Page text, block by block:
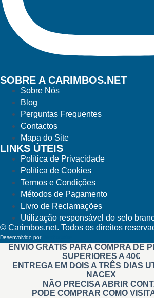
SOBRE A CARIMBOS.NET
Sobre Nós
Blog
Perguntas Frequentes
Contactos
Mapa do Site
LINKS ÚTEIS
Política de Privacidade
Política de Cookies
Termos e Condições
Métodos de Pagamento
Livro de Reclamações
Utilização responsável do selo
© Carimbos.net. Todos os direitos
Desenvolvido por:
ENVIO GRÁTIS PARA COMPRA DE
SUPERIORES A 40€
ENTREGA EM DOIS A TRÊS DIAS
NACEX
NÃO PRECISA ABRIR
PODE COMPRAR COMO